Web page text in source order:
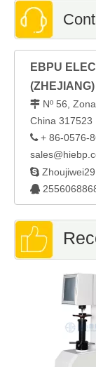
EBPU
 Nº 56,
China 317523
 + 86-0576-
 Zhoujiwei29
